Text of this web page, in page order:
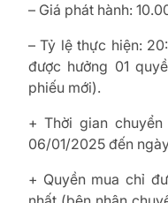
– Giá phát hành:
– Tỷ lệ thực hiện:
được hưởng 01
phiếu mới).
+ Thời gian
06/01/2025 đến
+ Quyền mua chỉ